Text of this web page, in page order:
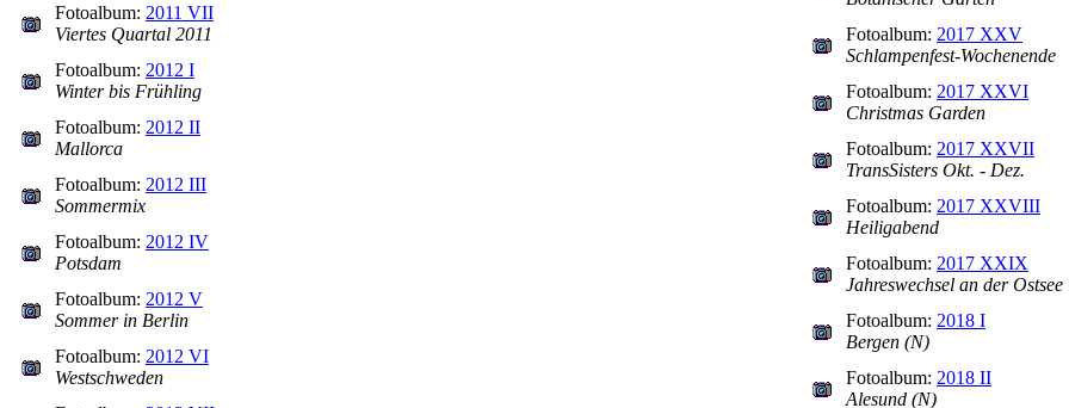
Fotoalbum: 2011 VII
Viertes Quartal 2011
Fotoalbum: 2012 I
Winter bis Frühling
Fotoalbum: 2012 II
Mallorca
Fotoalbum: 2012 III
Sommermix
Fotoalbum: 2012 IV
Potsdam
Fotoalbum: 2012 V
Sommer in Berlin
Fotoalbum: 2012 VI
Westschweden
Fotoalbum: 2017 XXV
Schlampenfest-Wochenende
Fotoalbum: 2017 XXVI
Christmas Garden
Fotoalbum: 2017 XXVII
TransSisters Okt. - Dez.
Fotoalbum: 2017 XXVIII
Heiligabend
Fotoalbum: 2017 XXIX
Jahreswechsel an der Ostsee
Fotoalbum: 2018 I
Bergen (N)
Fotoalbum: 2018 II
Alesund (N)